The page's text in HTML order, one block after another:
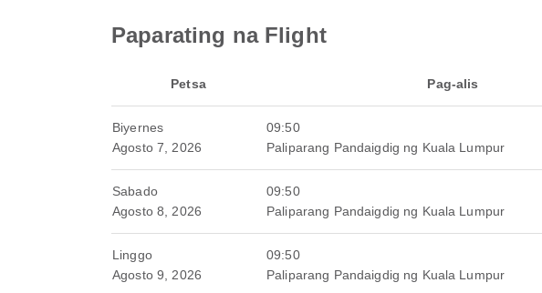
Paparating na Flight
Petsa Pag-alis
Biyernes
Agosto 7, 2026
09:50
Paliparang Pandaigdig ng Kuala Lumpur
Sabado
Agosto 8, 2026
09:50
Paliparang Pandaigdig ng Kuala Lumpur
Linggo
Agosto 9, 2026
09:50
Paliparang Pandaigdig ng Kuala Lumpur